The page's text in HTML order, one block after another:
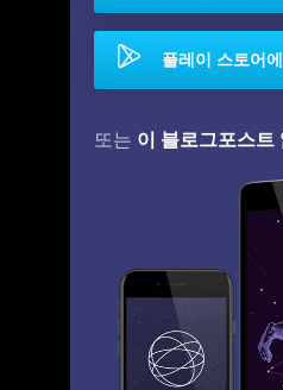
플레이 스토어
또는 이 블로그포스트